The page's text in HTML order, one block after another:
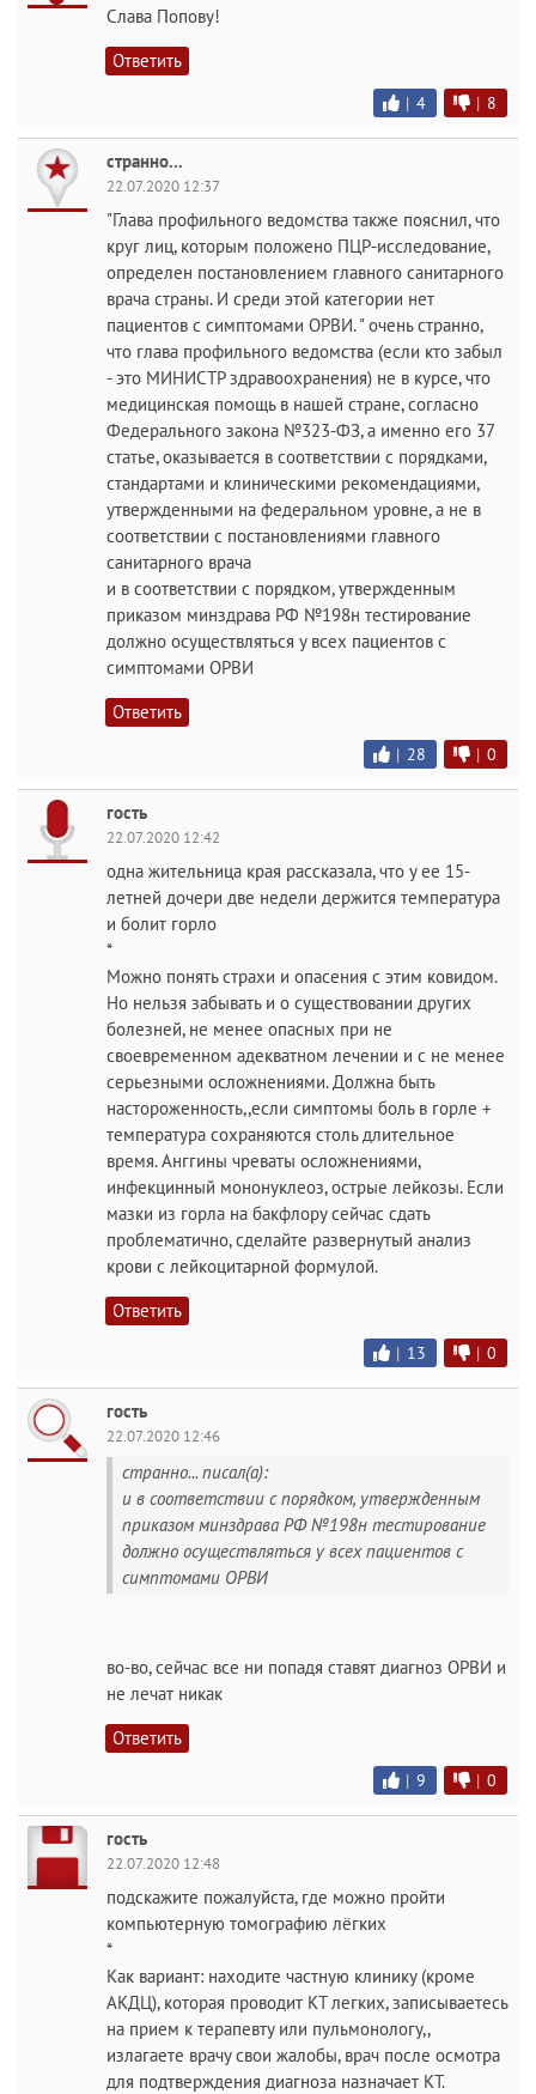
Слава Попову!
Ответить
| 4 | 8
странно...
22.07.2020 12:37
"Глава профильного ведомства также пояснил, что
круг лиц, которым положено ПЦР-исследование,
определен постановлением главного санитарного
врача страны. И среди этой категории нет
пациентов с симптомами ОРВИ. " очень странно,
что глава профильного ведомства (если кто забыл
- это МИНИСТР здравоохранения) не в курсе, что
медицинская помощь в нашей стране, согласно
Федерального закона №323-ФЗ, а именно его 37
статье, оказывается в соответствии с порядками,
стандартами и клиническими рекомендациями,
утвержденными на федеральном уровне, а не в
соответствии с постановлениями главного
санитарного врача
и в соответствии с порядком, утвержденным
приказом минздрава РФ №198н тестирование
должно осуществляться у всех пациентов с
симптомами ОРВИ
Ответить
| 28 | 0
гость
22.07.2020 12:42
одна жительница края рассказала, что у ее 15-
летней дочери две недели держится температура
и болит горло
*
Можно понять страхи и опасения с этим ковидом.
Но нельзя забывать и о существовании других
болезней, не менее опасных при не
своевременном адекватном лечении и с не менее
серьезными осложнениями. Должна быть
настороженность,,если симптомы боль в горле +
температура сохраняются столь длительное
время. Анггины чреваты осложнениями,
инфекцинный мононуклеоз, острые лейкозы. Если
мазки из горла на бакфлору сейчас сдать
проблематично, сделайте развернутый анализ
крови с лейкоцитарной формулой.
Ответить
| 13 | 0
гость
22.07.2020 12:46
странно... писал(а):
и в соответствии с порядком, утвержденным
приказом минздрава РФ №198н тестирование
должно осуществляться у всех пациентов с
симптомами ОРВИ
во-во, сейчас все ни попадя ставят диагноз ОРВИ и
не лечат никак
Ответить
| 9 | 0
гость
22.07.2020 12:48
подскажите пожалуйста, где можно пройти
компьютерную томографию лёгких
*
Как вариант: находите частную клинику (кроме
АКДЦ), которая проводит КТ легких, записываетесь
на прием к терапевту или пульмонологу,,
излагаете врачу свои жалобы, врач после осмотра
для подтверждения диагноза назначает КТ.